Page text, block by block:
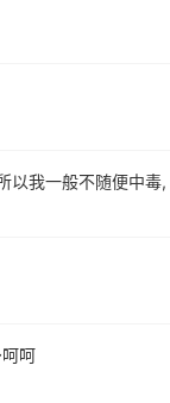
以我一般不随便中毒,
呵